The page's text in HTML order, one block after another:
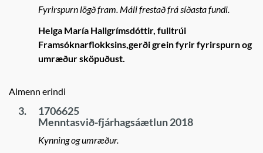
Fyrirspurn lögð fram. Máli frestað frá síðasta fundi.
Helga María Hallgrímsdóttir, fulltrúi
Framsóknarflokksins,gerði grein fyrir fyrirspurn og
umræður sköpuðust.
Almenn erindi
3.
1706625
Menntasvið-fjárhagsáætlun 2018
Kynning og umræður.